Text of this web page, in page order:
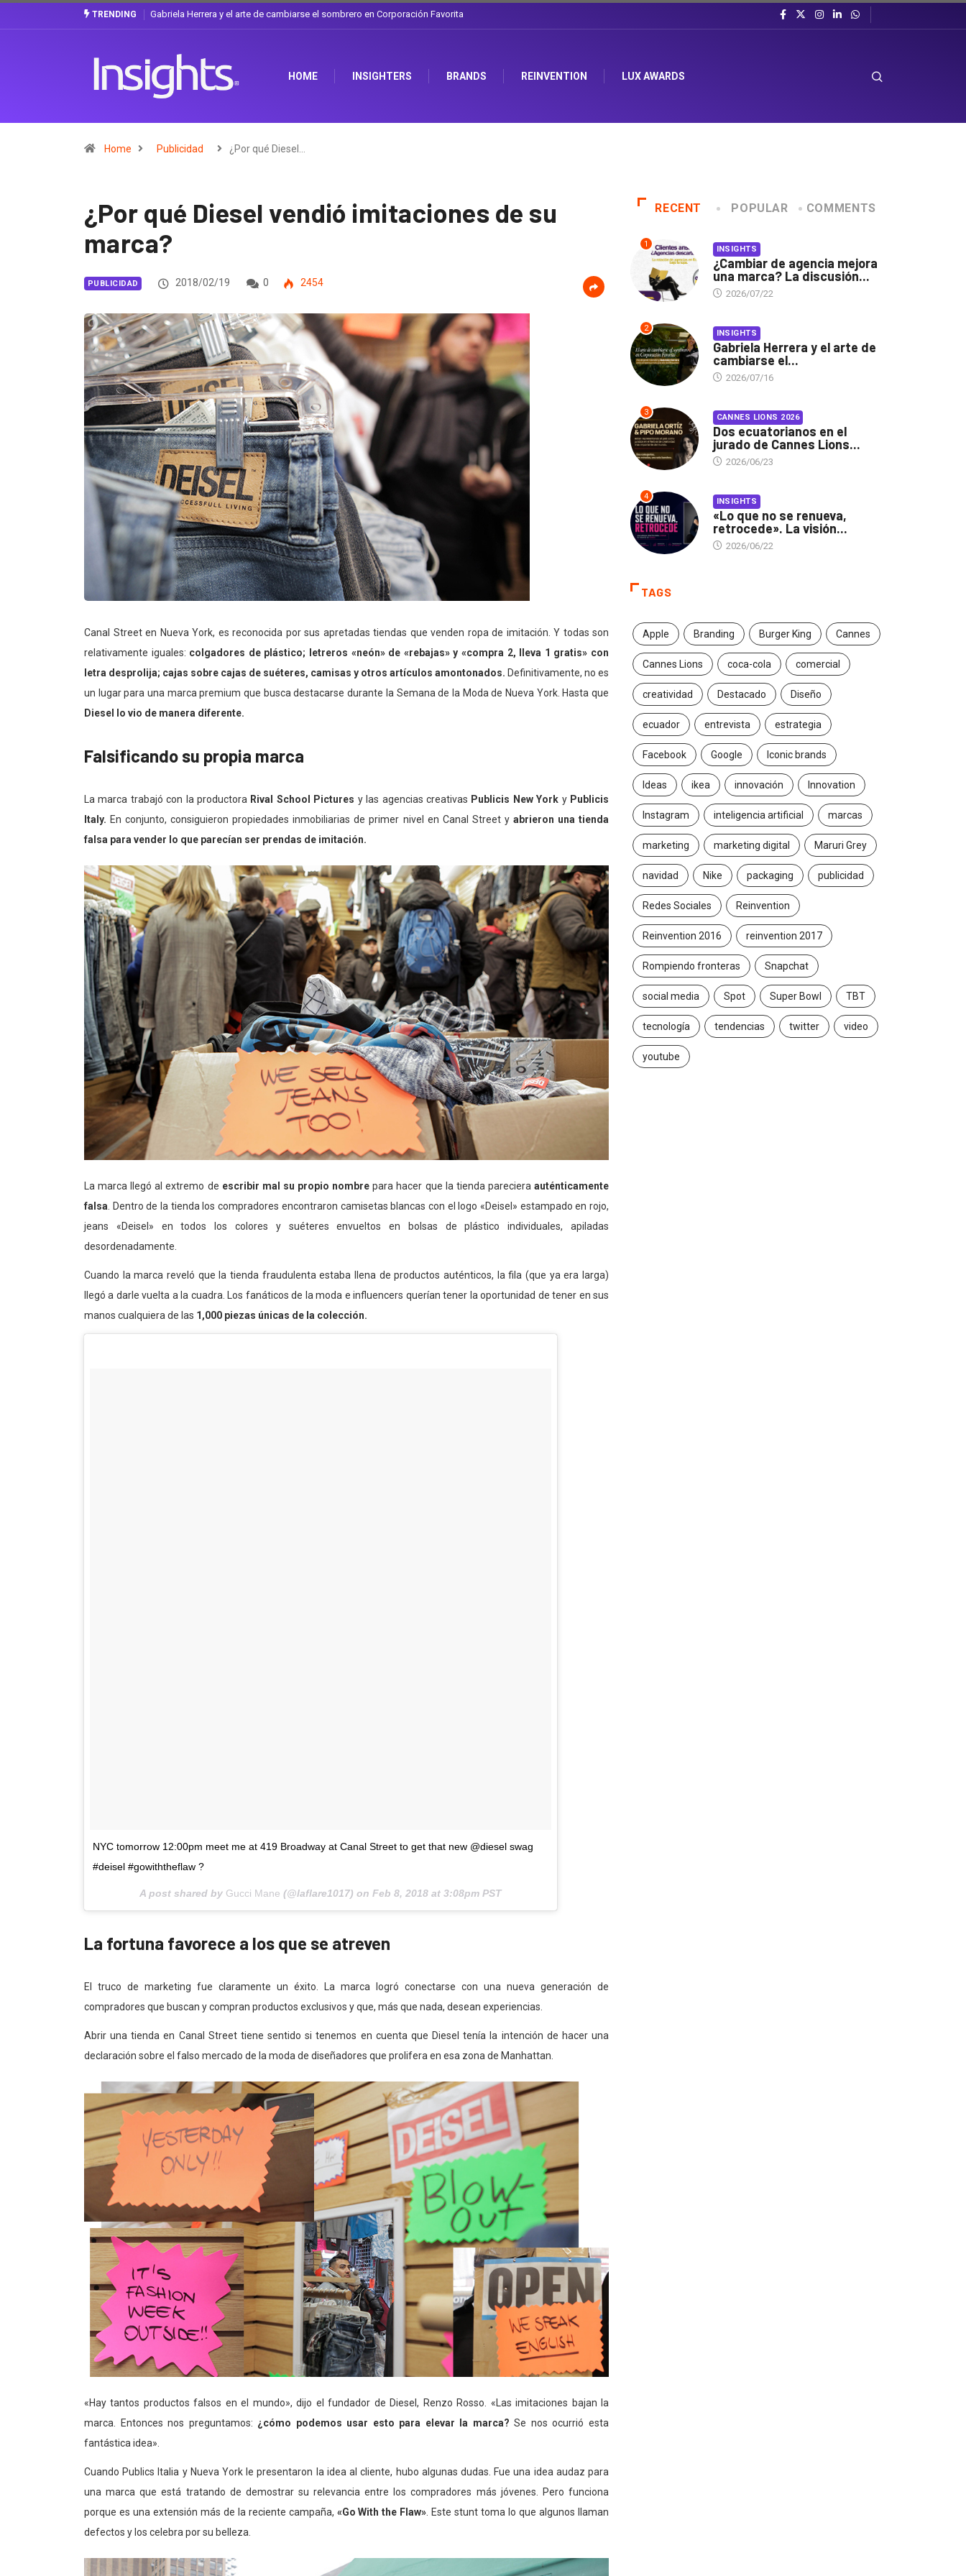
TRENDING Gabriela Herrera y el arte de cambiarse el sombrero en Corporación Favorita
HOME INSIGHTERS BRANDS REINVENTION LUX AWARDS
Home Publicidad ¿Por qué Diesel…
¿Por qué Diesel vendió imitaciones de su
marca?
PUBLICIDAD 2018/02/19 0 2454
Canal Street en Nueva York, es reconocida por sus apretadas tiendas que venden ropa de imitación. Y todas son
relativamente iguales: colgadores de plástico; letreros «neón» de «rebajas» y «compra 2, lleva 1 gratis» con
letra desprolija; cajas sobre cajas de suéteres, camisas y otros artículos amontonados. Definitivamente, no es
un lugar para una marca premium que busca destacarse durante la Semana de la Moda de Nueva York. Hasta que
Diesel
lo vio de manera diferente.
Falsificando su propia marca
La marca trabajó con la productora Rival School Pictures y las agencias creativas Publicis New York y Publicis
Italy. En conjunto, consiguieron propiedades inmobiliarias de primer nivel en Canal Street y abrieron una tienda
falsa para vender lo que parecían ser prendas de imitación.
La marca llegó al extremo de escribir mal su propio nombre para hacer que la tienda parecieraauténticamente
falsa. Dentro de la tienda los compradores encontraron camisetas blancas con el logo «Deisel» estampado en rojo,
jeans «Deisel» en todos los colores y suéteres envueltos en bolsas de plástico individuales, apiladas
desordenadamente.
Cuando la marca reveló que la tienda fraudulenta estaba llena de productos auténticos, la fila (que ya era larga)
llegó a darle vuelta a la cuadra. Los fanáticos de la moda e influencers querían tener la oportunidad de tener en sus
manos cualquiera de las 1,000 piezas únicas de la colección.
NYC tomorrow 12:00pm meet me at 419 Broadway at Canal Street to get that new @diesel swag
#deisel #gowiththeflaw ?
A post shared by Gucci Mane (@laflare1017) on Feb 8, 2018 at 3:08pm PST
La fortuna favorece a los que se atreven
El truco de marketing fue claramente un éxito. La marca logró conectarse con una nueva generación de
compradores que buscan y compran productos exclusivos y que, más que nada, desean experiencias.
Abrir una tienda en Canal Street tiene sentido si tenemos en cuenta que Diesel tenía la intención de hacer una
declaración sobre el falso mercado de la moda de diseñadores que prolifera en esa zona de Manhattan.
«Hay tantos productos falsos en el mundo», dijo el fundador de Diesel, Renzo Rosso. «Las imitaciones bajan la
marca. Entonces nos preguntamos: ¿cómo podemos usar esto para elevar la marca? Se nos ocurrió esta
fantástica idea».
Cuando Publics Italia y Nueva York le presentaron la idea al cliente, hubo algunas dudas. Fue una idea audaz para
una marca que está tratando de demostrar su relevancia entre los compradores más jóvenes. Pero funciona
porque es una extensión más de la reciente campaña, «Go With the Flaw» . Este stunt toma lo que algunos llaman
defectos y los celebra por su belleza.
RECENT POPULAR COMMENTS
1 INSIGHTS
¿Cambiar de agencia mejora
una marca? La discusión...
2026/07/22
2 INSIGHTS
Gabriela Herrera y el arte de
cambiarse el...
2026/07/16
3 CANNES LIONS 2026
Dos ecuatorianos en el
jurado de Cannes Lions...
2026/06/23
4 INSIGHTS
«Lo que no se renueva,
retrocede». La visión...
2026/06/22
TAGS
Apple Branding Burger King Cannes
Cannes Lions coca-cola comercial
creatividad Destacado Diseño
ecuador entrevista estrategia
Facebook Google Iconic brands
Ideas ikea innovación Innovation
Instagram inteligencia artificial marcas
marketing marketing digital Maruri Grey
navidad Nike packaging publicidad
Redes Sociales Reinvention
Reinvention 2016 reinvention 2017
Rompiendo fronteras Snapchat
social media Spot Super Bowl TBT
tecnología tendencias twitter video
youtube